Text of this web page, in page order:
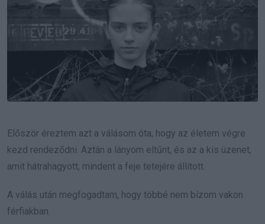
Először éreztem azt a válásom óta, hogy az életem végre
kezd rendeződni. Aztán a lányom eltűnt, és az a kis üzenet,
amit hátrahagyott, mindent a feje tetejére állított.
A válás után megfogadtam, hogy többé nem bízom vakon
férfiakban.